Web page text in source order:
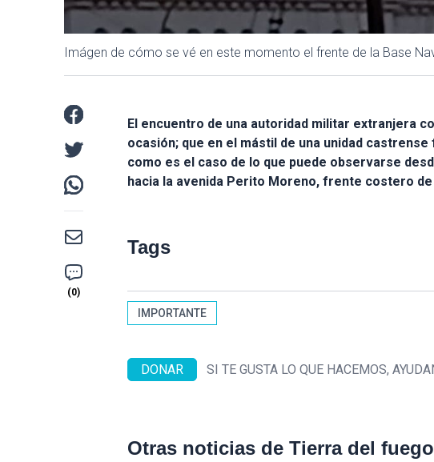
Imágen de cómo se vé en este momento el frente de la Base
El encuentro de una autoridad militar extranjera
ocasión; que en el mástil de una unidad
como es el caso de lo que puede observarse
hacia la avenida Perito Moreno, frente costero de
Tags
IMPORTANTE
DONAR SI TE GUSTA LO QUE HACEMOS,
Otras noticias de Tierra del fuego